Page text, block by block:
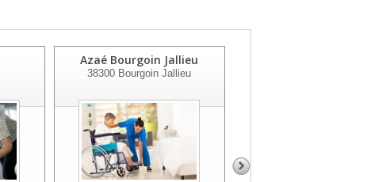
Azaé Bourgoin Jallieu
38300Bourgoin Jallieu